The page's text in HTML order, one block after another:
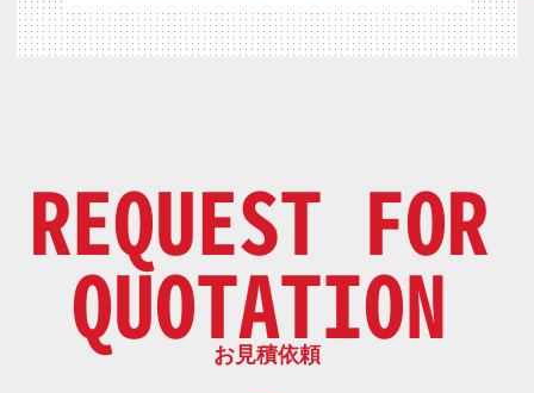
REQUEST FOR
QUOTATION
お見積依頼